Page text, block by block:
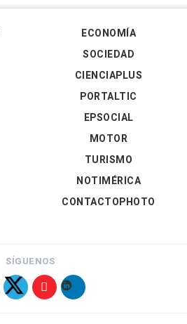
ECONOMÍA
SOCIEDAD
CIENCIAPLUS
PORTALTIC
EPSOCIAL
MOTOR
TURISMO
NOTIMÉRICA
CONTACTOPHOTO
SÍGUENOS